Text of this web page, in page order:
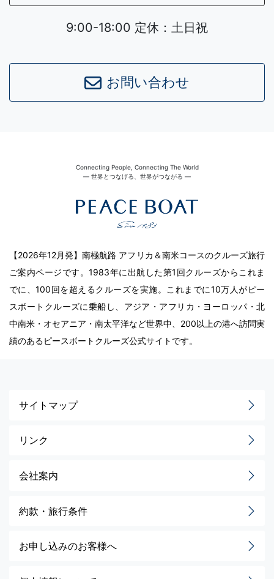
9:00-18:00 定休：土日祝
お問い合わせ
Connecting People, Connecting The World
― 世界とつなげる、世界がつながる ―
【2026年12月発】南極航路 アフリカ＆南米コースのクルーズ旅行
ご案内ページです。1983年に出航した第1回クルーズからこれま
でに、100回を超えるクルーズを実施。これまでに10万人がピー
スボートクルーズに乗船し、アジア・アフリカ・ヨーロッパ・北
中南米・オセアニア・南太平洋など世界中、200以上の港へ訪問実
績のあるピースボートクルーズ公式サイトです。
サイトマップ
リンク
会社案内
約款・旅行条件
お申し込みのお客様へ